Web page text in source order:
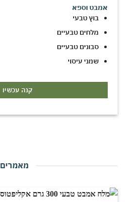
אמבט וספא
בוץ טבעי
מלחים טבעיים
סבונים טבעיים
שמני עיסוי
קנה עכשיו
מאמרים